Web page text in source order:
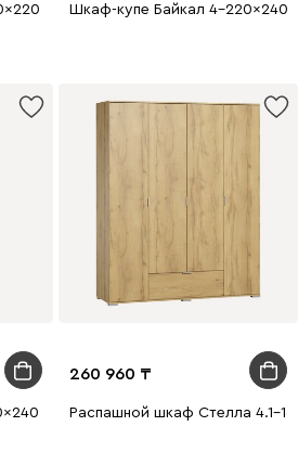
Дуб Золотистый с зеркалом
Шкаф-купе Байкал 4-220x240
Дуб Сонома 2 зеркала
260 960
Распашной шкаф Стелла 4.1-